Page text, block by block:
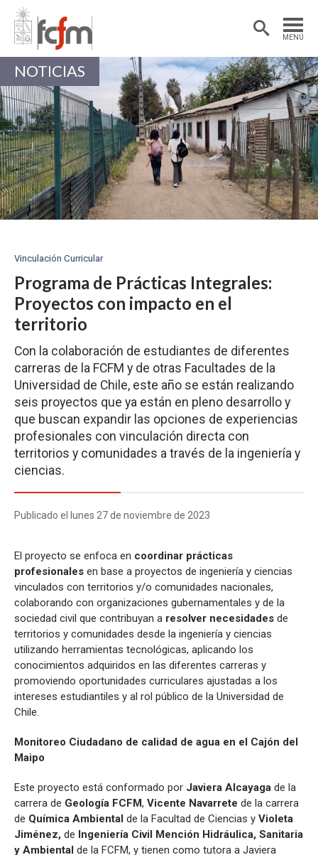
MENÚ
Estudiantes
Académicas/os
NOTICIAS
Vinculación Curricular
Programa de Prácticas Integrales:
Proyectos con impacto en el
territorio
Con la colaboración de estudiantes de diferentes
carreras de la FCFM y de otras Facultades de la
Universidad de Chile, este año se están realizando
seis proyectos que ya están en pleno desarrollo y
que buscan expandir las opciones de experiencias
profesionales con vinculación directa con
territorios y comunidades a través de la ingeniería y
ciencias.
Publicado el lunes 27 de noviembre de 2023
El proyecto se enfoca en coordinar prácticas
profesionales en base a proyectos de ingeniería y ciencias
vinculados con territorios y/o comunidades nacionales,
colaborando con organizaciones gubernamentales y de la
sociedad civil que contribuyan a resolver necesidades de
territorios y comunidades desde la ingeniería y ciencias
utilizando herramientas tecnológicas, aplicando los
conocimientos adquiridos en las diferentes carreras y
promoviendo oportunidades curriculares ajustadas a los
intereses estudiantiles y al rol público de la Universidad de
Chile.
Monitoreo Ciudadano de calidad de agua en el Cajón del
Maipo
Este proyecto está conformado por Javiera Alcayaga de la
carrera de Geología FCFM, Vicente Navarrete de la carrera
de Química Ambiental de la Facultad de Ciencias y Violeta
Jiménez, de Ingeniería Civil Mención Hidráulica, Sanitaria
y Ambiental de la FCFM, y tienen como tutora a Javiera